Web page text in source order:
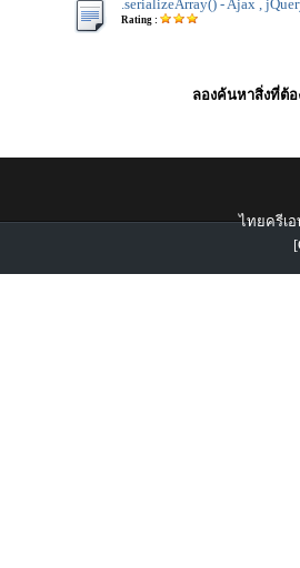
.serializeArray() - Ajax ,
Rating :
ลองค้นหาสิ่งที่ต้อ
ไทยครีเอ
[